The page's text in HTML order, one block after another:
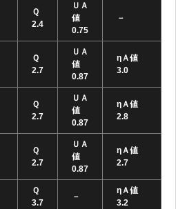
Ｑ
2.4
ＵＡ
値
0.75
－
Ｑ
2.7
ＵＡ
値
0.87
ηＡ値
3.0
Ｑ
2.7
ＵＡ
値
0.87
ηＡ値
2.8
Ｑ
2.7
ＵＡ
値
0.87
ηＡ値
2.7
Ｑ
3.7
－
ηＡ値
3.2